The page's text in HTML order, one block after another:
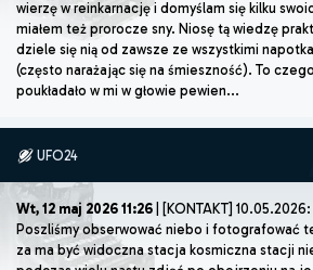
wierzę w reinkarnację i domyślam się kilku
miałem też prorocze sny. Niosę tą wiedzę
dziele się nią od zawsze ze wszystkimi
(często narażając się na śmieszność). To
poukładało w mi w głowie pewien...
UFO24
Wt, 12 maj 2026 11:26 | [KONTAKT]
Poszliśmy obserwować niebo i fotografować
za ma być widoczna stacja kosmiczna stacji